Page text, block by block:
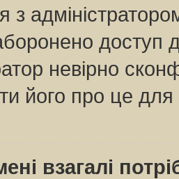
з
невірно
його про це
взагалі